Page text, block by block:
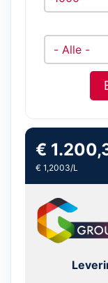
€
€ 1,2003/L